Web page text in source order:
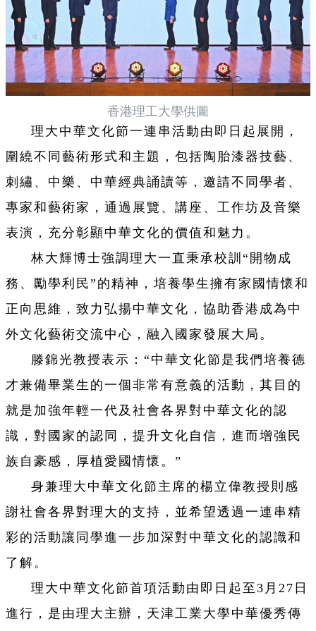
香港理工大學供圖
理大中華文化節一連串活動由即日起展開，
圍繞不同藝術形式和主題，包括陶胎漆器技藝、
刺繡、中樂、中華經典誦讀等，邀請不同學者、
專家和藝術家，通過展覽、講座、工作坊及音樂
表演，充分彰顯中華文化的價值和魅力。
林大輝博士強調理大一直秉承校訓“開物成
務、勵學利民”的精神，培養學生擁有家國情懷和
正向思維，致力弘揚中華文化，協助香港成為中
外文化藝術交流中心，融入國家發展大局。
滕錦光教授表示：“中華文化節是我們培養德
才兼備畢業生的一個非常有意義的活動，其目的
就是加強年輕一代及社會各界對中華文化的認
識，對國家的認同，提升文化自信，進而增強民
族自豪感，厚植愛國情懷。”
身兼理大中華文化節主席的楊立偉教授則感
謝社會各界對理大的支持，並希望透過一連串精
彩的活動讓同學進一步加深對中華文化的認識和
了解。
理大中華文化節首項活動由即日起至3月27日
進行，是由理大主辦，天津工業大學中華優秀傳